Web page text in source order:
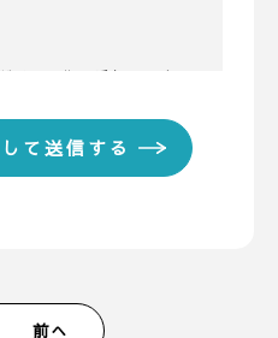
メイン指定受信に関する
受信や、指定拒否をして
予約完了通知などを受信
利用機種ごとの詳しい設
前へ